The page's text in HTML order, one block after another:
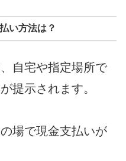
い方法は？
自宅や指定場所で
提示されます。
場で現金支払いが